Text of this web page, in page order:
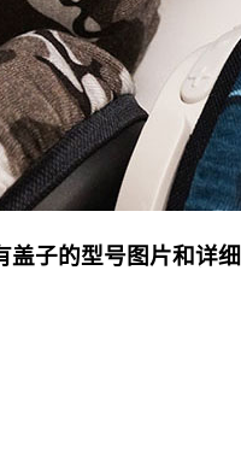
子的型号图片和详